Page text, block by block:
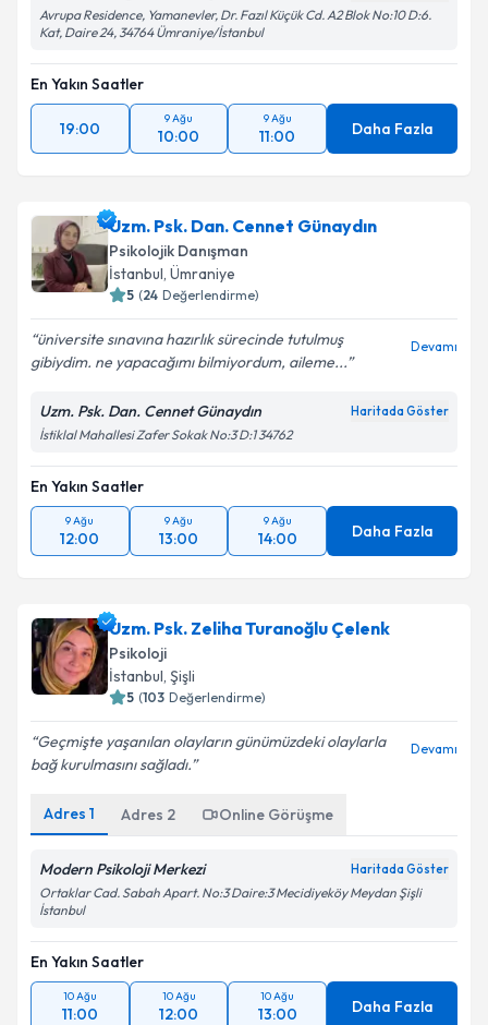
Avrupa Residence, Yamanevler, Dr. Fazıl Küçük Cd. A2 Blok No:10 D:6.
Kat, Daire 24, 34764 Ümraniye/İstanbul
En Yakın Saatler
19:00
9 Ağu
10:00
9 Ağu
11:00 Daha Fazla
Uzm. Psk. Dan. Cennet Günaydın
Psikolojik Danışman
İstanbul, Ümraniye
5 (24 Değerlendirme)
üniversite sınavına hazırlık sürecinde tutulmuş
gibiydim. ne yapacağımı bilmiyordum, aileme...
Devamı
Uzm. Psk. Dan. Cennet Günaydın Haritada Göster
İstiklal Mahallesi Zafer Sokak No:3 D:1 34762
En Yakın Saatler
9 Ağu
12:00
9 Ağu
13:00
9 Ağu
14:00 Daha Fazla
Uzm. Psk. Zeliha Turanoğlu Çelenk
Psikoloji
İstanbul, Şişli
5 (103 Değerlendirme)
Geçmişte yaşanılan olayların günümüzdeki olaylarla
bağ kurulmasını sağladı.
Devamı
Adres 1 Adres 2 Online Görüşme
Modern Psikoloji Merkezi Haritada Göster
Ortaklar Cad. Sabah Apart. No:3 Daire:3 Mecidiyeköy Meydan Şişli
İstanbul
En Yakın Saatler
10 Ağu
11:00
10 Ağu
12:00
10 Ağu
13:00 Daha Fazla